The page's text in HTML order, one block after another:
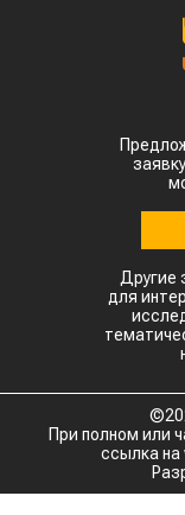
Другие
для
При полном или
ссылка на